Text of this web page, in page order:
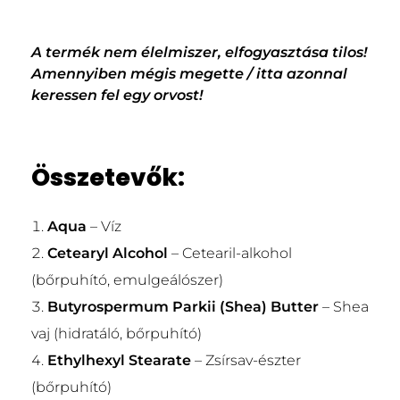
A termék nem élelmiszer, elfogyasztása tilos!
Amennyiben mégis megette / itta azonnal
keressen fel egy orvost!
Összetevők:
Aqua – Víz
Cetearyl Alcohol – Cetearil-alkohol
(bőrpuhító, emulgeálószer)
Butyrospermum Parkii (Shea) Butter – Shea
vaj (hidratáló, bőrpuhító)
Ethylhexyl Stearate – Zsírsav-észter
(bőrpuhító)